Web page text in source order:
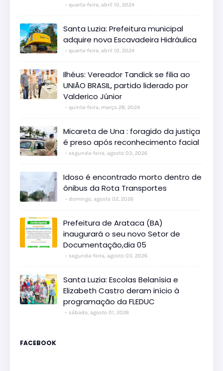
quarta-feira, abril 10, 2024
Santa Luzia: Prefeitura municipal
adquire nova Escavadeira Hidráulica
quarta-feira, abril 10, 2024
Ilhéus: Vereador Tandick se filia ao
UNIÃO BRASIL, partido liderado por
Valderico Júnior
quinta-feira, março 28, 2024
Micareta de Una : foragido da justiça
é preso após reconhecimento facial
segunda-feira, agosto 03, 2026
Idoso é encontrado morto dentro de
ônibus da Rota Transportes
domingo, agosto 02, 2026
Prefeitura de Arataca (BA)
inaugurará o seu novo Setor de
Documentação,dia 05
segunda-feira, agosto 03, 2026
Santa Luzia: Escolas Belanísia e
Elizabeth Castro deram início à
programação da FLEDUC
sábado, agosto 01, 2026
FACEBOOK